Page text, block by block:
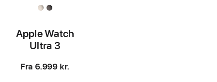
Apple Watch
Ultra 3
Fra 6.999 kr.